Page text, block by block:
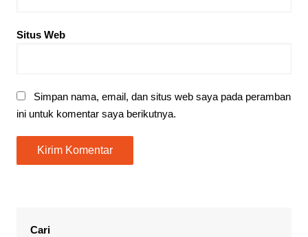
Situs Web
Simpan nama, email, dan situs web saya pada peramban
ini untuk komentar saya berikutnya.
Cari